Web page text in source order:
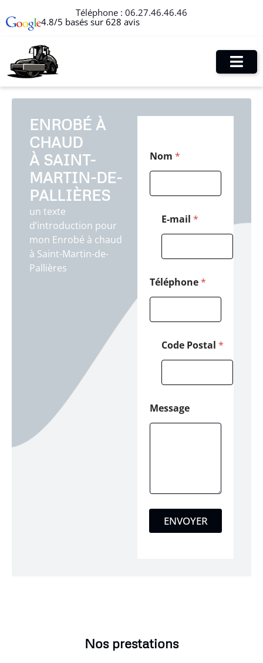
Téléphone : 06.27.46.46.46
4.8/5 basés sur 628 avis
ENROBÉ À
CHAUD
À SAINT-
MARTIN-DE-
PALLIÈRES
un texte
d’introduction pour
mon Enrobé à chaud
à Saint-Martin-de-
Pallières
o
s
a
*
Nom *
E-mail *
Téléphone*
Code Postal *
Message
ENVOYER
Nos prestations